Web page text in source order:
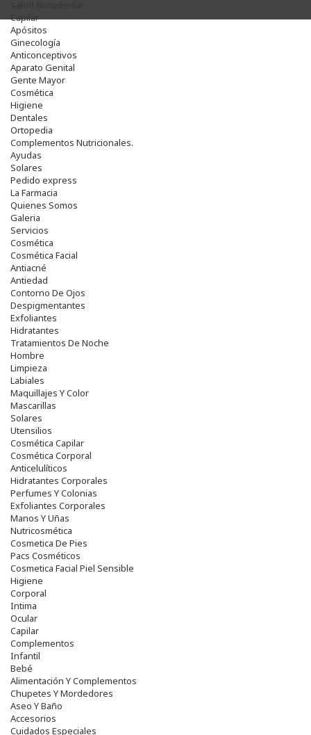
Capilar
Apósitos
Ginecología
Anticonceptivos
Aparato Genital
Gente Mayor
Cosmética
Higiene
Dentales
Ortopedia
Complementos Nutricionales.
Ayudas
Solares
Pedido express
La Farmacia
Quienes Somos
Galeria
Servicios
Cosmética
Cosmética Facial
Antiacné
Antiedad
Contorno De Ojos
Despigmentantes
Exfoliantes
Hidratantes
Tratamientos De Noche
Hombre
Limpieza
Labiales
Maquillajes Y Color
Mascarillas
Solares
Utensilios
Cosmética Capilar
Cosmética Corporal
Anticelulíticos
Hidratantes Corporales
Perfumes Y Colonias
Exfoliantes Corporales
Manos Y Uñas
Nutricosmética
Cosmetica De Pies
Pacs Cosméticos
Cosmetica Facial Piel Sensible
Higiene
Corporal
Intima
Ocular
Capilar
Complementos
Infantil
Bebé
Alimentación Y Complementos
Chupetes Y Mordedores
Aseo Y Baño
Accesorios
Cuidados Especiales